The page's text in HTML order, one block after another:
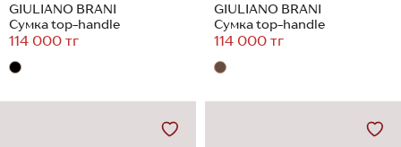
GIULIANO BRANI
Сумка top-handle
114 000 тг
GIULIANO BRANI
Сумка top-handle
114 000 тг